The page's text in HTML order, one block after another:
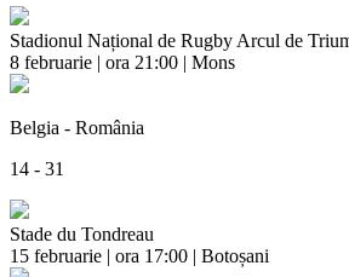
Stadionul Național de Rugby Arcul de
8 februarie | ora 21:00 | Mons
Belgia - România
14 - 31
Stade du Tondreau
15 februarie | ora 17:00 | Botoșani